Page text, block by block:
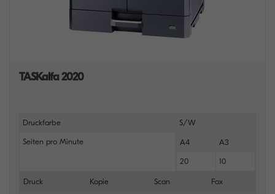
TASKalfa 2020
Druckfarbe S/W
Seiten pro Minute A4 A3
20 10
Druck Kopie Scan Fax